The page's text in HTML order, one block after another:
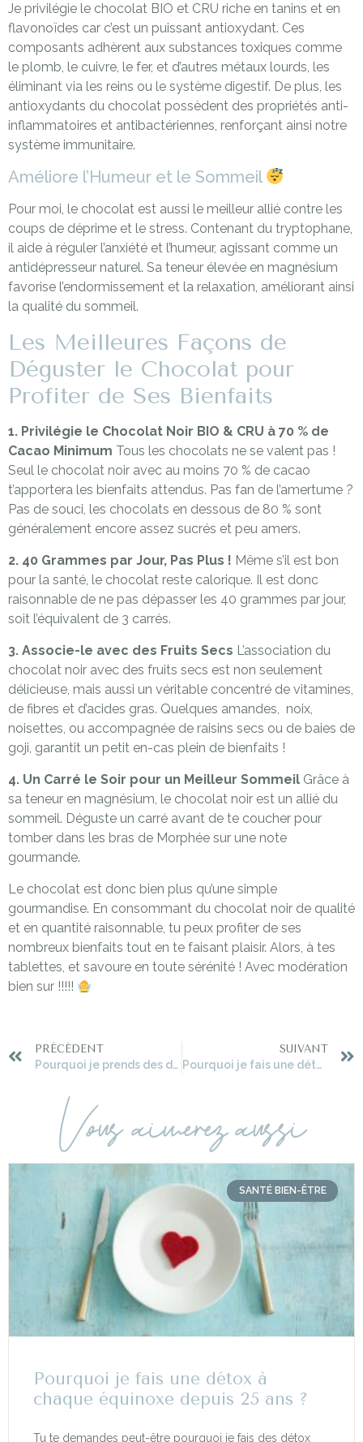
Je privilégie le chocolat BIO et CRU riche en tanins et en
flavonoïdes car c’est un puissant antioxydant. Ces
composants adhèrent aux substances toxiques comme
le plomb, le cuivre, le fer, et d’autres métaux lourds, les
éliminant via les reins ou le système digestif. De plus, les
antioxydants du chocolat possèdent des propriétés anti-
inflammatoires et antibactériennes, renforçant ainsi notre
système immunitaire.
Améliore l’Humeur et le Sommeil
Pour moi, le chocolat est aussi le meilleur allié contre les
coups de déprime et le stress. Contenant du tryptophane,
il aide à réguler l’anxiété et l’humeur, agissant comme un
antidépresseur naturel. Sa teneur élevée en magnésium
favorise l’endormissement et la relaxation, améliorant ainsi
la qualité du sommeil.
Les Meilleures Façons de
Déguster le Chocolat pour
Profiter de Ses Bienfaits
1. Privilégie le Chocolat Noir BIO & CRU à 70 % de
Cacao Minimum Tous les chocolats ne se valent pas !
Seul le chocolat noir avec au moins 70 % de cacao
t’apportera les bienfaits attendus. Pas fan de l’amertume ?
Pas de souci, les chocolats en dessous de 80 % sont
généralement encore assez sucrés et peu amers.
2. 40 Grammes par Jour, Pas Plus ! Même s’il est bon
pour la santé, le chocolat reste calorique. Il est donc
raisonnable de ne pas dépasser les 40 grammes par jour,
soit l’équivalent de 3 carrés.
3. Associe-le avec des Fruits Secs L’association du
chocolat noir avec des fruits secs est non seulement
délicieuse, mais aussi un véritable concentré de vitamines,
de fibres et d’acides gras. Quelques amandes, noix,
noisettes, ou accompagnée de raisins secs ou de baies de
goji, garantit un petit en-cas plein de bienfaits !
4. Un Carré le Soir pour un Meilleur Sommeil Grâce à
sa teneur en magnésium, le chocolat noir est un allié du
sommeil. Déguste un carré avant de te coucher pour
tomber dans les bras de Morphée sur une note
gourmande.
Le chocolat est donc bien plus qu’une simple
gourmandise. En consommant du chocolat noir de qualité
et en quantité raisonnable, tu peux profiter de ses
nombreux bienfaits tout en te faisant plaisir. Alors, à tes
tablettes, et savoure en toute sérénité ! Avec modération
bien sur !!!!!
PRÉCÉDENT
Pourquoi je prends des douches froides ?
SUIVANT
Pourquoi je fais une détox à chaque équinoxe depuis 25 ans ?
Vous aimerez aussi
SANTÉ BIEN-ÊTRE
Pourquoi je fais une détox à
chaque équinoxe depuis 25 ans ?
Tu te demandes peut-être pourquoi je fais des détox